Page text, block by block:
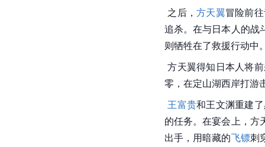
之后，方天翼冒险前
追杀。在与日本人的战
则牺牲在了救援行动中
方天翼得知日本人将前来攻击，按既定计划让日本人的先头部队进山，再配合着阻断后续部队，来一个瓮中捉鳖。他们化整为
零，在定山湖西岸打游
王富贵和王文渊重建
的任务。在宴会上，方
出手，用暗藏的飞镖刺